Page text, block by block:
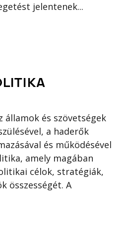
jelentenek...
államok és szövetségek
a haderők
és működésével
amely magában
célok, stratégiák,
összességét. A